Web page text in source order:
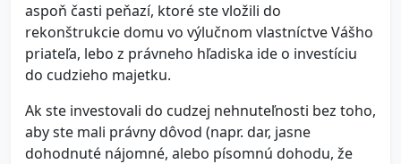
aspoň časti peňazí, ktoré ste vložili do
rekonštrukcie domu vo výlučnom vlastníctve Vášho
priateľa, lebo z právneho hľadiska ide o investíciu
do cudzieho majetku.
Ak ste investovali do cudzej nehnuteľnosti bez toho,
aby ste mali právny dôvod (napr. dar, jasne
dohodnuté nájomné, alebo písomnú dohodu, že